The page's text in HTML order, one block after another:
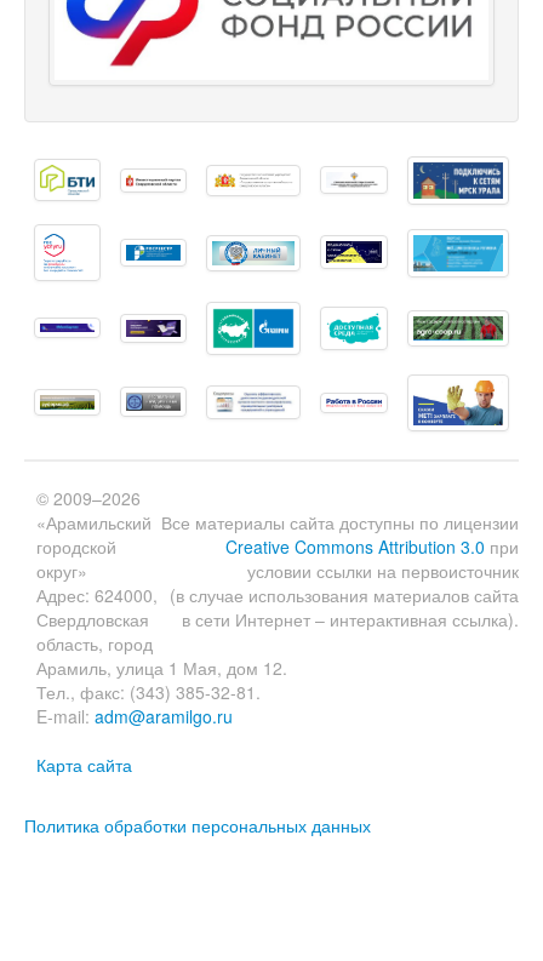
Все материалы сайта доступны по лицензии
Creative Commons Attribution 3.0 при
условии ссылки на первоисточник
(в случае использования материалов сайта
в сети Интернет – интерактивная ссылка).
© 2009–2026
«Арамильский
городской
округ»
Адрес: 624000,
Свердловская
область, город
Арамиль, улица 1 Мая, дом 12.
Тел., факс: (343) 385-32-81.
E-mail: adm@aramilgo.ru
Карта сайта
Политика обработки персональных данных